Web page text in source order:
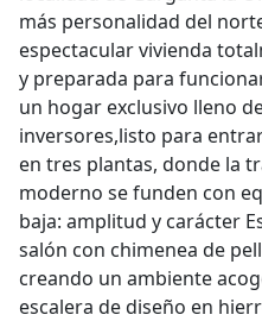
más personalidad del
espectacular vivienda
y preparada para
un hogar exclusivo lleno
inversores,listo para
en tres plantas, donde la
moderno se funden con
baja: amplitud y carácter
salón con chimenea de
creando un ambiente
escalera de diseño en